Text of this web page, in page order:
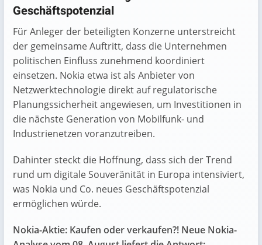
Geschäftspotenzial
Für Anleger der beteiligten Konzerne unterstreicht
der gemeinsame Auftritt, dass die Unternehmen
politischen Einfluss zunehmend koordiniert
einsetzen. Nokia etwa ist als Anbieter von
Netzwerktechnologie direkt auf regulatorische
Planungssicherheit angewiesen, um Investitionen in
die nächste Generation von Mobilfunk- und
Industrienetzen voranzutreiben.
Dahinter steckt die Hoffnung, dass sich der Trend
rund um digitale Souveränität in Europa intensiviert,
was Nokia und Co. neues Geschäftspotenzial
ermöglichen würde.
Nokia-Aktie: Kaufen oder verkaufen?! Neue Nokia-